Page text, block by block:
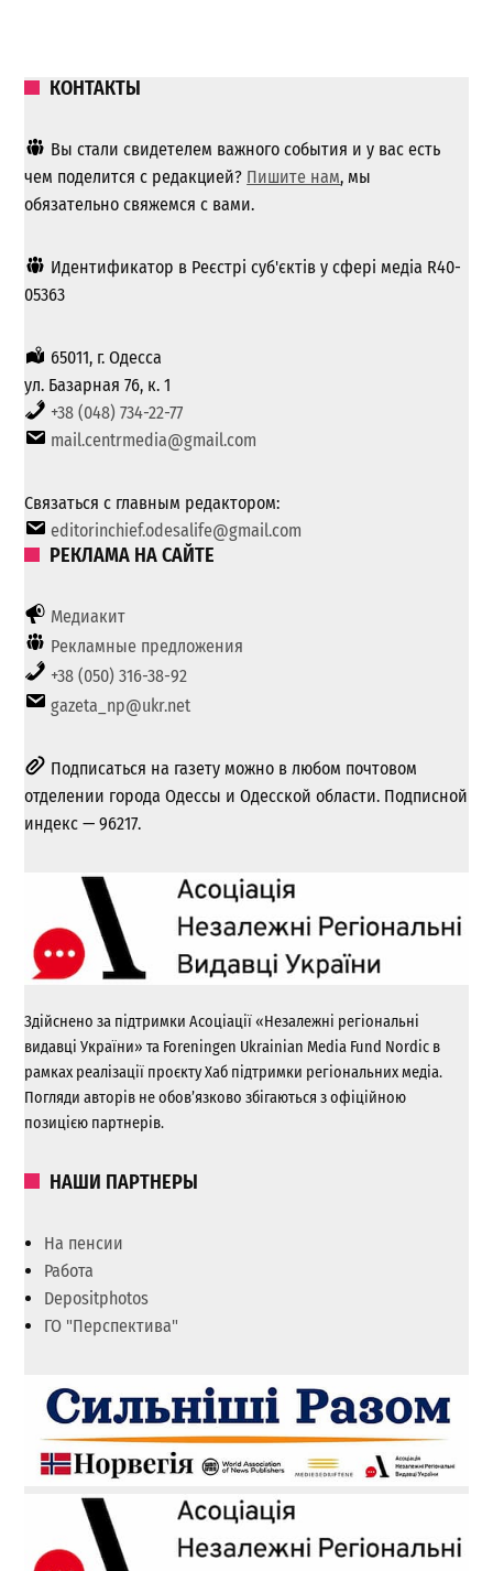
КОНТАКТЫ
Вы стали свидетелем важного события и у вас есть
чем поделится с редакцией? Пишите нам, мы
обязательно свяжемся с вами.
Идентификатор в Реєстрі суб'єктів у сфері медіа R40-
05363
65011, г. Одесса
ул. Базарная 76, к. 1
+38 (048) 734-22-77
mail.centrmedia@gmail.com
Связаться с главным редактором:
editorinchief.odesalife@gmail.com
РЕКЛАМА НА САЙТЕ
Медиакит
Рекламные предложения
+38 (050) 316-38-92
gazeta_np@ukr.net
Подписаться на газету можно в любом почтовом
отделении города Одессы и Одесской области. Подписной
индекс — 96217.
Здійснено за підтримки Асоціації «Незалежні регіональні
видавці України» та Foreningen Ukrainian Media Fund Nordic в
рамках реалізації проєкту Хаб підтримки регіональних медіа.
Погляди авторів не обов’язково збігаються з офіційною
позицією партнерів.
НАШИ ПАРТНЕРЫ
На пенсии
Работа
Depositphotos
ГО "Перспектива"